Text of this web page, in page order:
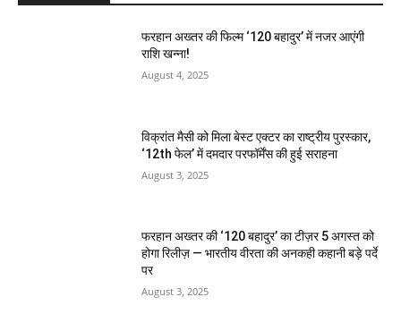
फरहान अख्तर की फिल्म ‘120 बहादुर’ में नजर आएंगी
राशि खन्ना!
August 4, 2025
विक्रांत मैसी को मिला बेस्ट एक्टर का राष्ट्रीय पुरस्कार,
‘12th फेल’ में दमदार परफॉर्मेंस की हुई सराहना
August 3, 2025
फरहान अख्तर की ‘120 बहादुर’ का टीज़र 5 अगस्त को
होगा रिलीज़ — भारतीय वीरता की अनकही कहानी बड़े पर्दे
पर
August 3, 2025